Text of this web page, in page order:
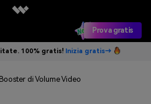
Prova gratis
100% gratis! Inizia gratis→
Booster di Volume Video